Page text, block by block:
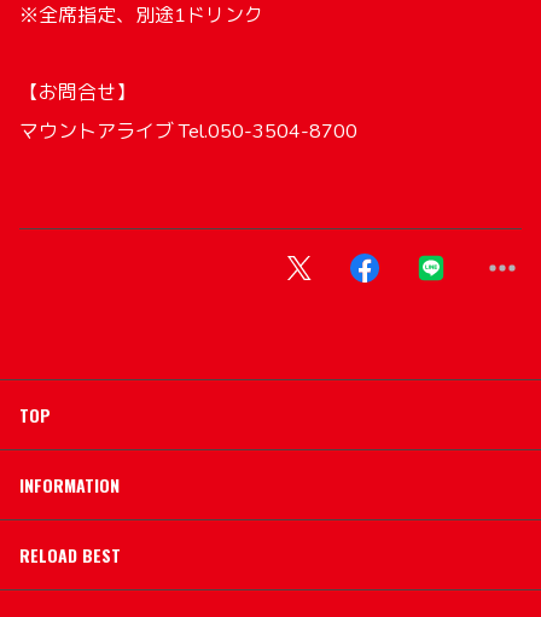
※全席指定、別途1ドリンク
【お問合せ】
マウントアライブ Tel.050-3504-8700
TOP
INFORMATION
RELOAD BEST